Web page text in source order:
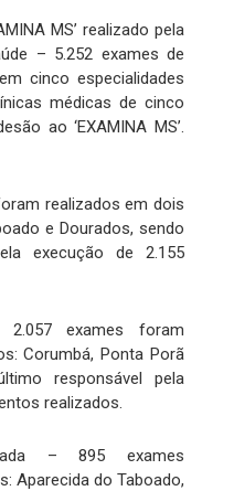
MS’ realizado pela
– 5.252 exames de
cinco especialidades
médicas de cinco
ao ‘EXAMINA MS’.
realizados em dois
e Dourados, sendo
execução de 2.155
2.057 exames foram
Corumbá, Ponta Porã
responsável pela
realizados.
– 895 exames
Aparecida do Taboado,